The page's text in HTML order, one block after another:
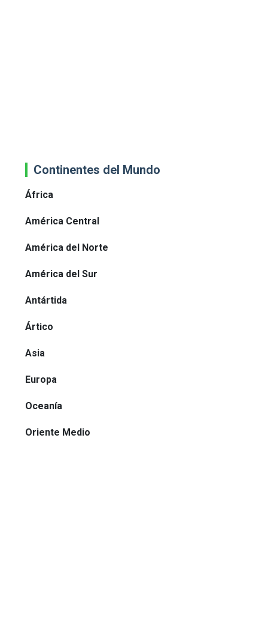
Continentes del Mundo
África
América Central
América del Norte
América del Sur
Antártida
Ártico
Asia
Europa
Oceanía
Oriente Medio